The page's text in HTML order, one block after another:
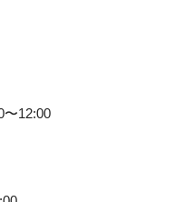
〜12:00